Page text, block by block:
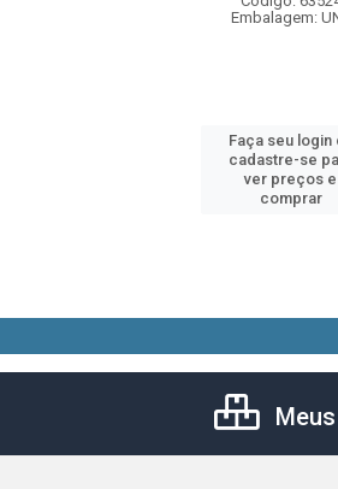
Embalagem:
Faça seu login
cadastre-se
ver preços e
comprar